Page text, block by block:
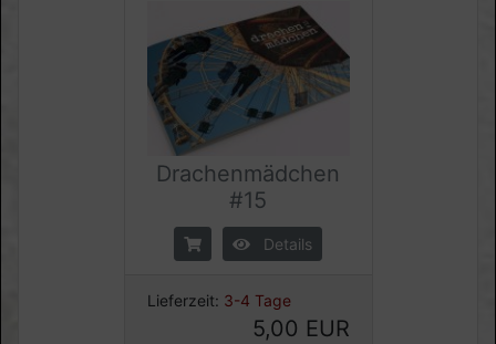
Drachenmädchen
#15
Details
Lieferzeit: 3-4 Tage
5,00 EUR